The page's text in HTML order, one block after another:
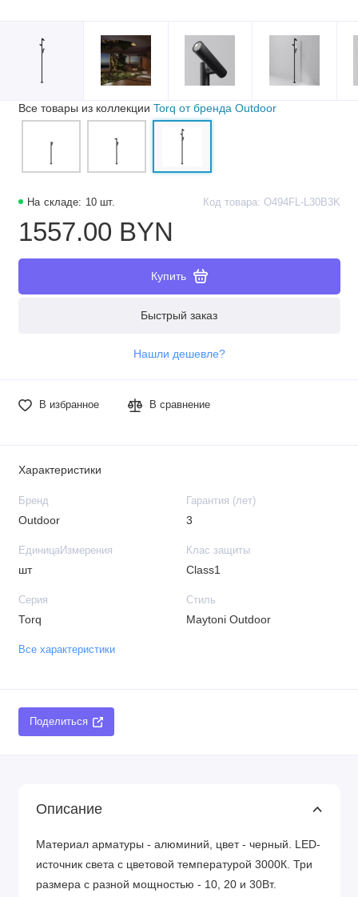
На складе: 10 шт. Код товара: O494FL-L30B3K
1557.00 BYN
Купить
Быстрый заказ
Нашли дешевле?
В избранное В сравнение
Все товары из коллекции Torq от бренда Outdoor
Характеристики
Бренд
Outdoor
Гарантия (лет)
3
ЕдиницаИзмерения
шт
Клас защиты
Class1
Серия
Torq
Стиль
Maytoni Outdoor
Все характеристики
Поделиться
Описание
Материал арматуры - алюминий, цвет - черный. LED-
источник света с цветовой температурой 3000К. Три
размера с разной мощностью - 10, 20 и 30Вт.